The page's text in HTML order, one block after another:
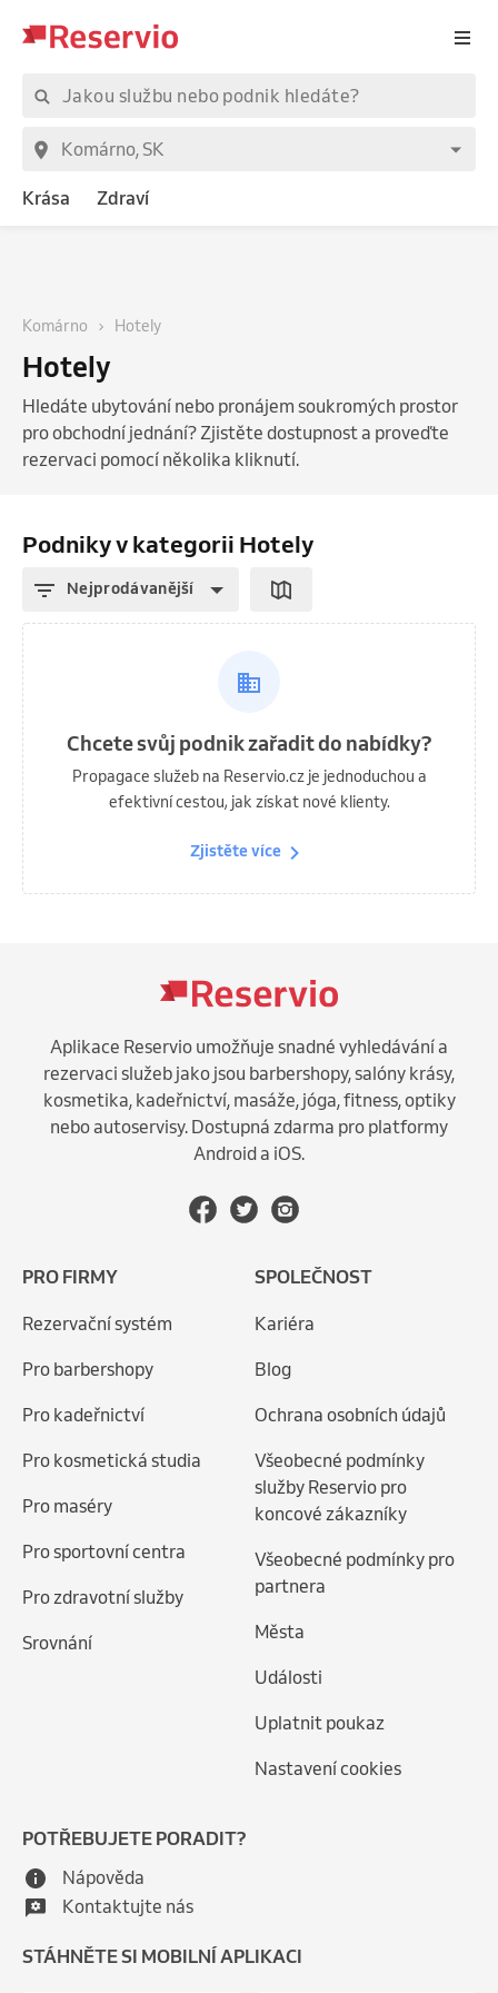
Krása Zdraví
Komárno Hotely
Hotely
Hledáte ubytování nebo pronájem soukromých prostor
pro obchodní jednání? Zjistěte dostupnost a proveďte
rezervaci pomocí několika kliknutí.
Podniky v kategorii Hotely
Nejprodávanější
Chcete svůj podnik zařadit do nabídky?
Propagace služeb na Reservio.cz je jednoduchou a
efektivní cestou, jak získat nové klienty.
Zjistěte více
Aplikace Reservio umožňuje snadné vyhledávání a
rezervaci služeb jako jsou barbershopy, salóny krásy,
kosmetika, kadeřnictví, masáže, jóga, fitness, optiky
nebo autoservisy. Dostupná zdarma pro platformy
Android a iOS.
PRO FIRMY
Rezervační systém
Pro barbershopy
Pro kadeřnictví
Pro kosmetická studia
Pro maséry
Pro sportovní centra
Pro zdravotní služby
Srovnání
SPOLEČNOST
Kariéra
Blog
Ochrana osobních údajů
Všeobecné podmínky
služby Reservio pro
koncové zákazníky
Všeobecné podmínky pro
partnera
Města
Události
Uplatnit poukaz
Nastavení cookies
POTŘEBUJETE PORADIT?
Nápověda
Kontaktujte nás
STÁHNĚTE SI MOBILNÍ APLIKACI